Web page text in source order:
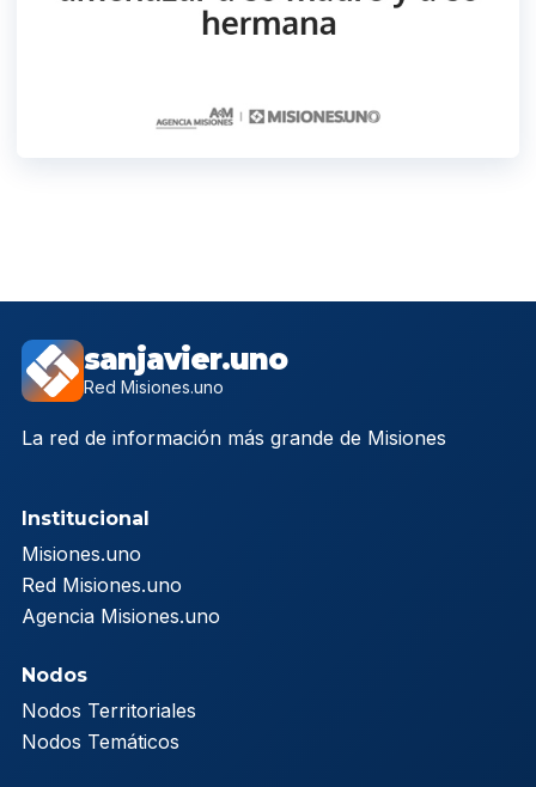
sanjavier.uno
Red Misiones.uno
La red de información más grande de Misiones
Institucional
Misiones.uno
Red Misiones.uno
Agencia Misiones.uno
Nodos
Nodos Territoriales
Nodos Temáticos